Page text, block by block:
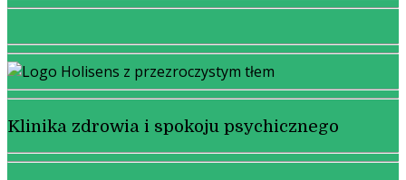
Klinika zdrowia i spokoju psychicznego